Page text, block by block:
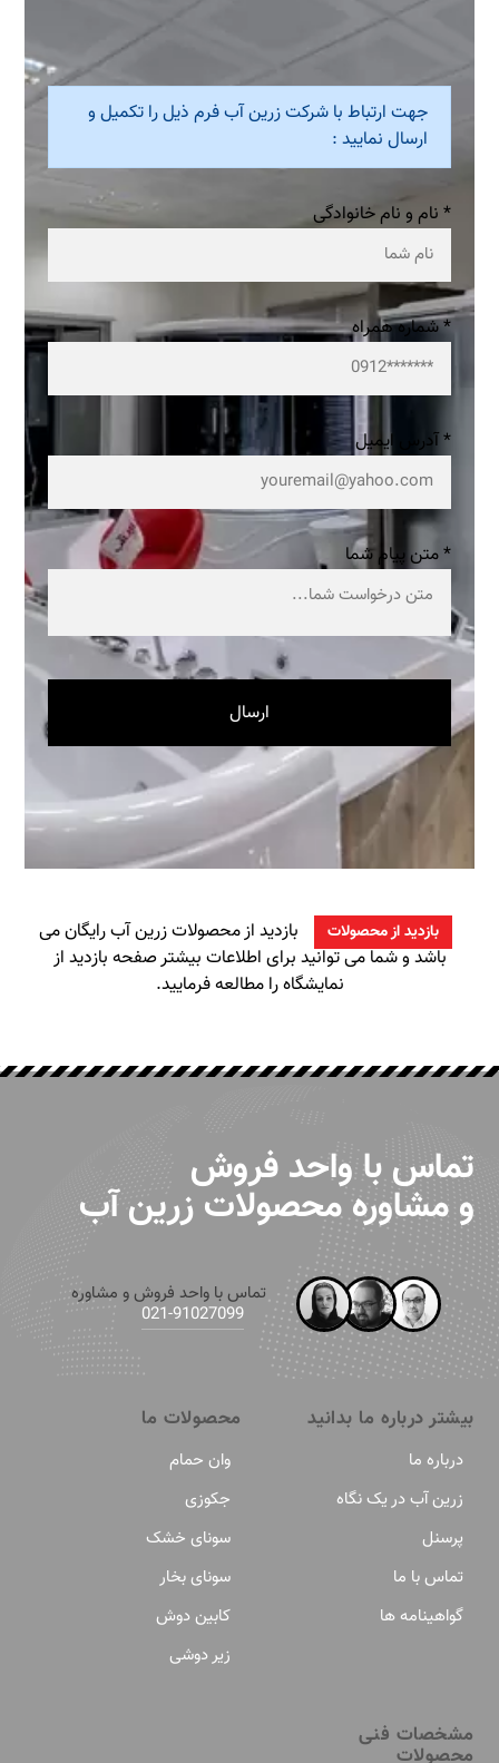
جهت ارتباط با شرکت زرین آب فرم ذیل را تکمیل و
ارسال نمایید :
* نام و نام خانوادگی
* شماره همراه
* آدرس ایمیل
* متن پیام شما
بازدید از محصولات
بازدید از محصولات زرین آب رایگان می
باشد و شما می توانید برای اطلاعات بیشترصفحه بازدید از
نمایشگاهرا مطالعه فرمایید.
تماس با واحد فروش
و مشاوره محصولات زرین آب
تماس با واحد فروش و مشاوره
91027099-021
بیشتر درباره ما بدانید
درباره ما
زرین آب در یک نگاه
پرسنل
تماس با ما
گواهینامه ها
محصولات ما
وان حمام
جکوزی
سونای خشک
سونای بخار
کابین دوش
زیر دوشی
مشخصات فنی
محصولات